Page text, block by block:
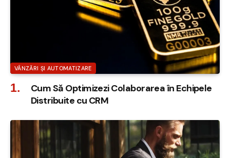
VÂNZĂRI ȘI AUTOMATIZARE
Cum Să Optimizezi Colaborarea în Echipele
Distribuite cu CRM